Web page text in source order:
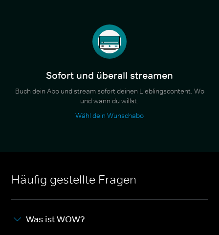
Sofort und überall streamen
Buch dein Abo und stream sofort deinen Lieblingscontent. Wo
und wann du willst.
Wähl dein Wunschabo
Häufig gestellte Fragen
Was ist WOW?